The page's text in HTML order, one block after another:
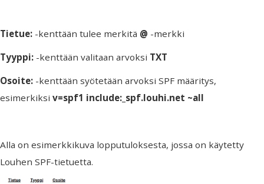
Tietue: -kenttään tulee merkitä @ -merkki
Tyyppi: -kenttään valitaan arvoksi TXT
Osoite: -kenttään syötetään arvoksi SPF määritys,
esimerkiksi v=spf1 include:_spf.louhi.net ~all
Alla on esimerkkikuva lopputuloksesta, jossa on käytetty
Louhen SPF-tietuetta.